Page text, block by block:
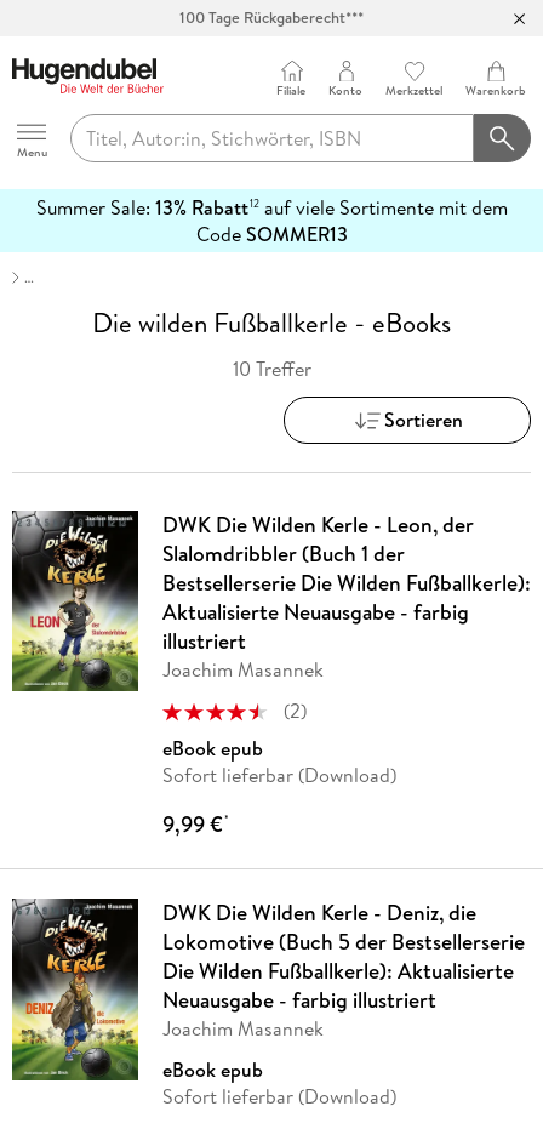
100 Tage Rückgaberecht***
Hugendubel
Menu
Filiale Konto Merkzettel Warenkorb
Summer Sale: 13% Rabatt12auf viele Sortimente mit dem
CodeSOMMER13
erfahren
…
Die wilden Fußballkerle - eBooks
10 Treffer
Sortieren
DWK Die Wilden Kerle - Leon, der
Slalomdribbler (Buch 1 der
Bestsellerserie Die Wilden Fußballkerle):
Aktualisierte Neuausgabe - farbig
illustriert
Joachim Masannek
(2)
eBook epub
Sofort lieferbar (Download)
9,99 €*
DWK Die Wilden Kerle - Deniz, die
Lokomotive (Buch 5 der Bestsellerserie
Die Wilden Fußballkerle): Aktualisierte
Neuausgabe - farbig illustriert
Joachim Masannek
eBook epub
Sofort lieferbar (Download)